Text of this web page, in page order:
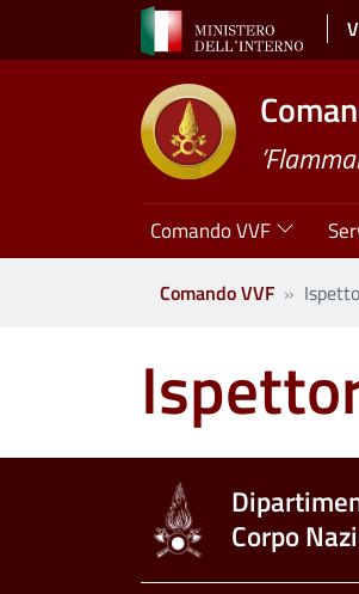
Salta al contenuto principale
Navigazione
Comando VVF
Comando VVF
Corpo